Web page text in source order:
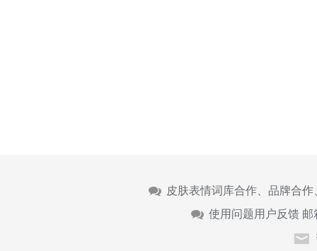
皮肤表情词库合作、品牌合
使用问题用户反馈 邮